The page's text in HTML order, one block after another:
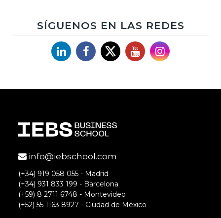
SÍGUENOS EN LAS REDES
LinkedinFacebook
X YouTubeInstagram
info@iebschool.com
(+34) 919 058 055 - Madrid
(+34) 931 833 199 - Barcelona
(+59) 8 2711 6748 - Montevideo
(+52) 55 1163 8927 - Ciudad de México